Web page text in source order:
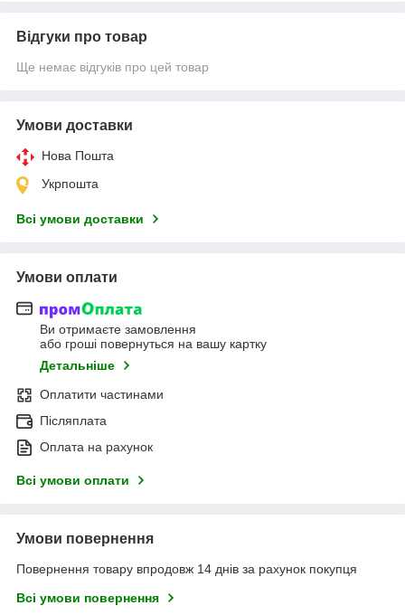
Відгуки про товар
Ще немає відгуків про цей товар
Умови доставки
Нова Пошта
Укрпошта
Всі умови доставки
Умови оплати
Ви отримаєте замовлення
або гроші повернуться на вашу картку
Детальніше
Оплатити частинами
Післяплата
Оплата на рахунок
Всі умови оплати
Умови повернення
Повернення товару впродовж 14 днів за рахунок покупця
Всі умови повернення